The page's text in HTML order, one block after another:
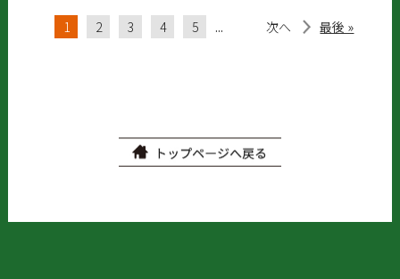
1 2 3 4 5 ... 次へ 最後 »